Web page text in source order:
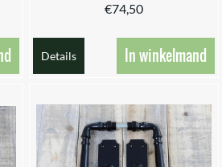
€74,50
Details In winkelmand